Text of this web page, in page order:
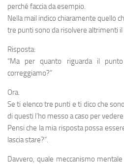
perché faccia da esempio.
Nella mail indico chiaramente quello
tre punti sono da risolvere altrimenti
Risposta:
“Ma per quanto riguarda il
correggiamo?”
Ora.
Se ti elenco tre punti e ti dico che
di questi l’ho messo a caso per vedere
Pensi che la mia risposta possa
lascia stare?”.
Davvero, quale meccanismo